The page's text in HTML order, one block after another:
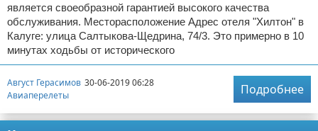
является своеобразной гарантией высокого качества
обслуживания. Месторасположение Адрес отеля "Хилтон" в
Калуге: улица Салтыкова-Щедрина, 74/3. Это примерно в 10
минутах ходьбы от исторического
Август Герасимов 30-06-2019 06:28
Авиаперелеты
Подробнее